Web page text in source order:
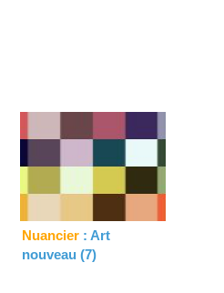
Nuancier : Art
nouveau (7)